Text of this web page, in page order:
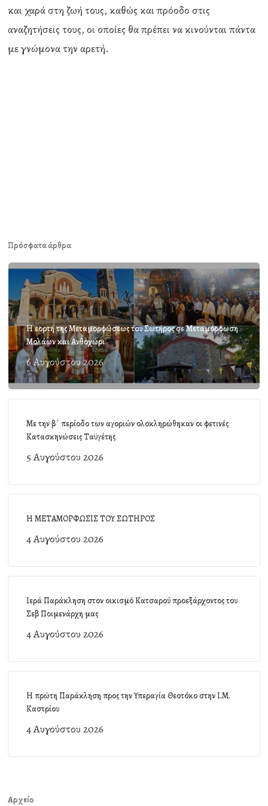
και χαρά στη ζωή τους, καθώς και πρόοδο στις
αναζητήσεις τους, οι οποίες θα πρέπει να κινούνται πάντα
με γνώμονα την αρετή.
Πρόσφατα άρθρα
Η εορτή της Μεταμορφώσεως του Σωτήρος σε Μεταμόρφωση
Μολάων και Ανθοχώρι
6 Αυγούστου 2026
Με την β΄ περίοδο των αγοριών ολοκληρώθηκαν οι φετινές
Κατασκηνώσεις Ταϋγέτης
5 Αυγούστου 2026
Η ΜΕΤΑΜΟΡΦΩΣΙΣ ΤΟΥ ΣΩΤΗΡΟΣ
4 Αυγούστου 2026
Ιερά Παράκληση στον οικισμό Κατσαρού προεξάρχοντος του
Σεβ Ποιμενάρχη μας
4 Αυγούστου 2026
Η πρώτη Παράκληση προς την Υπεραγία Θεοτόκο στην Ι.Μ.
Καστρίου
4 Αυγούστου 2026
Αρχείο